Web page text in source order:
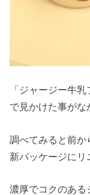
「ジャージー牛
で見かけた事がな
調べてみると前か
新パッケージにリ
濃厚でコクのあ